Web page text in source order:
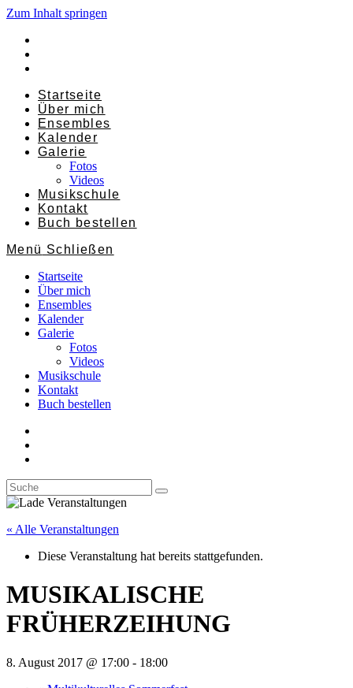
Zum Inhalt springen
Startseite
Über mich
Ensembles
Kalender
Galerie
Fotos
Videos
Musikschule
Kontakt
Buch bestellen
Menü Schließen
Startseite
Über mich
Ensembles
Kalender
Galerie
Fotos
Videos
Musikschule
Kontakt
Buch bestellen
« Alle Veranstaltungen
Diese Veranstaltung hat bereits stattgefunden.
MUSIKALISCHE
FRÜHERZEIHUNG
8. August 2017 @ 17:00 - 18:00